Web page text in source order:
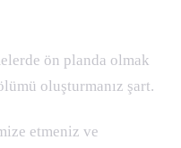
ön planda olmak
oluşturmanız şart.
etmeniz ve